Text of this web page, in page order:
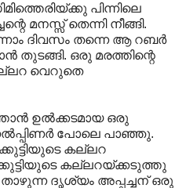
പിന്നിലെ
മനസ്സ് തെന്നി നീങ്ങി.
ദിവസം തന്നെ ആ റബർ
തുടങ്ങി. ഒരു മരത്തിന്റെ
വെറുതെ
ഉൽക്കടമായ ഒരു
പോലെ പാഞ്ഞു.
കല്ലറ
കല്ലറയ്ക്കടുത്തു
ദൃശ്യം അപ്പച്ചന് ഒരു